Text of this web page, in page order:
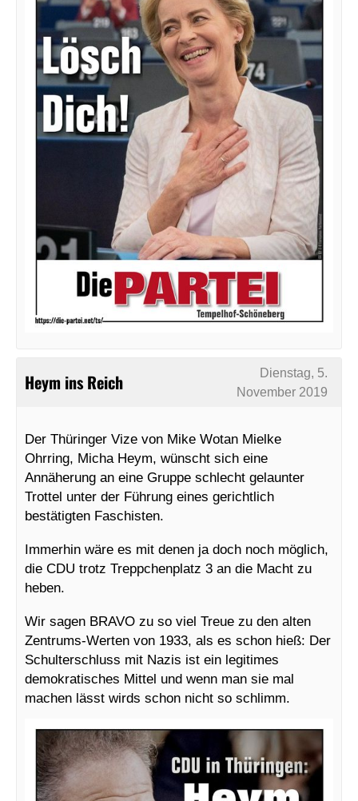
Heym ins Reich
Dienstag, 5.
November 2019
Der Thüringer Vize von Mike Wotan Mielke
Ohrring, Micha Heym, wünscht sich eine
Annäherung an eine Gruppe schlecht gelaunter
Trottel unter der Führung eines gerichtlich
bestätigten Faschisten.
Immerhin wäre es mit denen ja doch noch möglich,
die CDU trotz Treppchenplatz 3 an die Macht zu
heben.
Wir sagen BRAVO zu so viel Treue zu den alten
Zentrums-Werten von 1933, als es schon hieß: Der
Schulterschluss mit Nazis ist ein legitimes
demokratisches Mittel und wenn man sie mal
machen lässt wirds schon nicht so schlimm.